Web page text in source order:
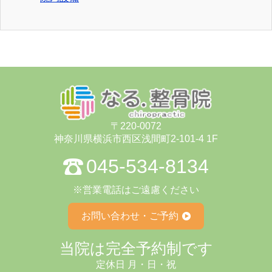
〒220-0072
神奈川県横浜市⻄区浅間町2-101-4 1F
045-534-8134
※営業電話はご遠慮ください
お問い合わせ・ご予約
当院は完全予約制です
定休⽇ ⽉・⽇・祝